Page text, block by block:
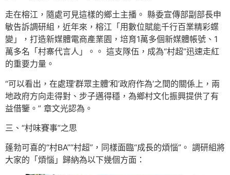
走在榕江，隨處可見這樣的鄉土主播。 縣委宣傳部副部長申
敏告訴調研組，近年來，榕江「用數位賦能千行百業精彩蝶
變」，打造新媒體電商產業園，培育1萬多個新媒體帳號、1
萬多名「村寨代言人」。。 這支隊伍，成為“村超”迅速走紅
的重要力量。
“可以看出，在處理’群眾主體’和’政府作為’之間的關係上，兩
地政府方向走得對、步子邁得穩，為鄉村文化振興提供了有
益借鑒。” 章文光認為。
三、“村味賽事”之思
蓬勃可喜的“村BA”“村超”，同樣面臨“成長的煩惱”。 調研組將
大家的「煩惱」歸納為以下幾個方面：